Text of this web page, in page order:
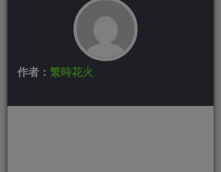
作者： 繁時花火